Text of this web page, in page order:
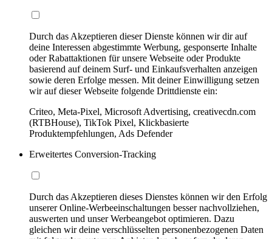
Durch das Akzeptieren dieser Dienste können wir dir auf
deine Interessen abgestimmte Werbung, gesponserte Inhalte
oder Rabattaktionen für unsere Webseite oder Produkte
basierend auf deinem Surf- und Einkaufsverhalten anzeigen
sowie deren Erfolge messen. Mit deiner Einwilligung setzen
wir auf dieser Webseite folgende Drittdienste ein:
Criteo, Meta-Pixel, Microsoft Advertising, creativecdn.com
(RTBHouse), TikTok Pixel, Klickbasierte
Produktempfehlungen, Ads Defender
Erweitertes Conversion-Tracking
Durch das Akzeptieren dieses Dienstes können wir den Erfolg
unserer Online-Werbeeinschaltungen besser nachvollziehen,
auswerten und unser Werbeangebot optimieren. Dazu
gleichen wir deine verschlüsselten personenbezogenen Daten